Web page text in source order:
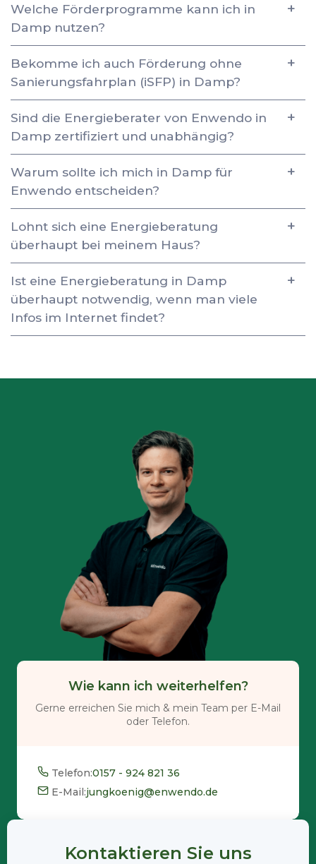
Welche Förderprogramme kann ich in
Damp nutzen?
Bekomme ich auch Förderung ohne
Sanierungsfahrplan (iSFP) in Damp?
Sind die Energieberater von Enwendo in
Damp zertifiziert und unabhängig?
Warum sollte ich mich in Damp für
Enwendo entscheiden?
Lohnt sich eine Energieberatung
überhaupt bei meinem Haus?
Ist eine Energieberatung in Damp
überhaupt notwendig, wenn man viele
Infos im Internet findet?
Wie kann ich weiterhelfen?
Gerne erreichen Sie mich & mein Team per E-Mail
oder Telefon.
Telefon:0157 - 924 821 36
E-Mail:jungkoenig@enwendo.de
Kontaktieren Sie uns